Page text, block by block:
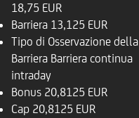
18,75 EUR
Barriera 13,125 EUR
Tipo di Osservazione della
Barriera Barriera continua
intraday
Bonus 20,8125 EUR
Cap 20,8125 EUR